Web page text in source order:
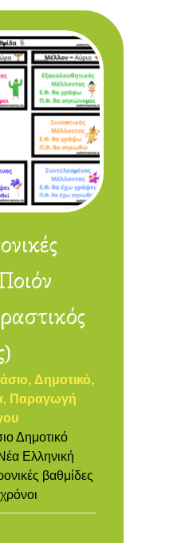
Δημοτικό
Παραγωγή
Δημοτικό
Ελληνική
βαθμίδες
χρόνοι